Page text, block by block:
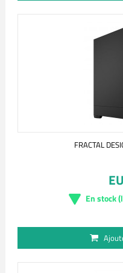
FRACTAL
En stock